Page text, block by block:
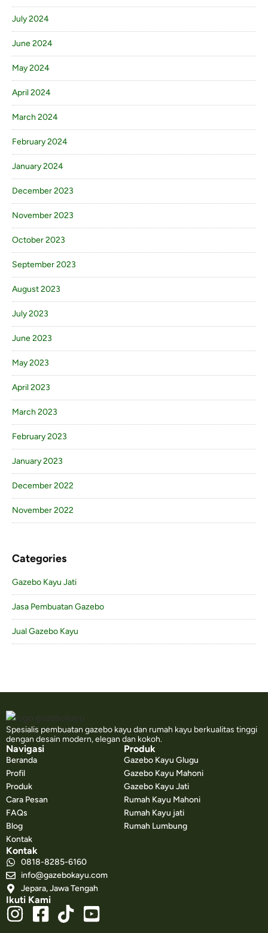
July 2024
June 2024
May 2024
April 2024
March 2024
February 2024
January 2024
December 2023
November 2023
October 2023
September 2023
August 2023
July 2023
June 2023
May 2023
April 2023
March 2023
February 2023
January 2023
December 2022
November 2022
Categories
Gazebo Kayu Jati
Jasa Pembuatan Gazebo
Jual Gazebo Kayu
Spesialis pembuatan gazebo kayu dan rumah kayu berkualitas tinggi
dengan desain modern, elegan dan kokoh.
Navigasi
Beranda
Profil
Produk
Cara Pesan
FAQs
Blog
Kontak
Produk
Gazebo Kayu Glugu
Gazebo Kayu Mahoni
Gazebo Kayu Jati
Rumah Kayu Mahoni
Rumah Kayu jati
Rumah Lumbung
Kontak
0818-8285-6160
info@gazebokayu.com
Jepara, Jawa Tengah
Ikuti Kami